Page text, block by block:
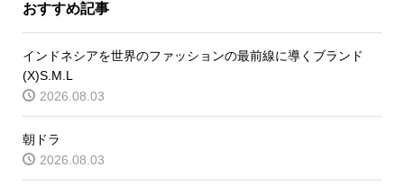
おすすめ記事
インドネシアを世界のファッションの最前線に導くブランド
(X)S.M.L
2026.08.03
朝ドラ
2026.08.03